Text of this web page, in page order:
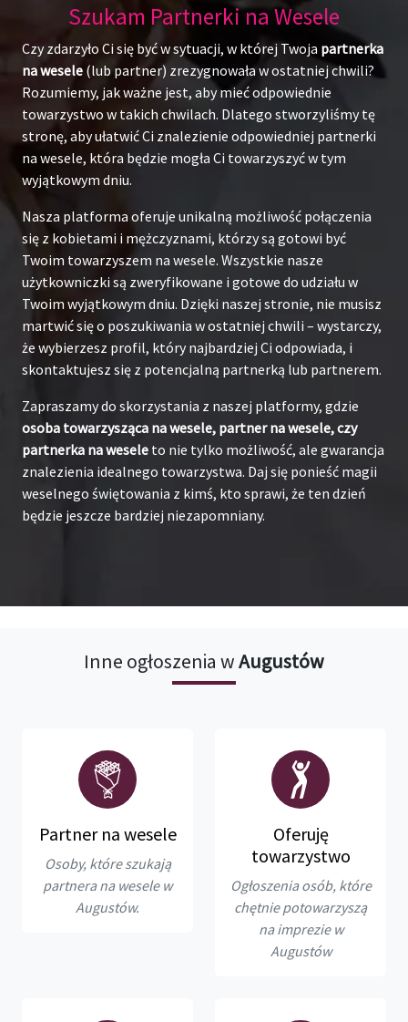
Szukam Partnerki na Wesele
Czy zdarzyło Ci się być w sytuacji, w której Twoja partnerka
na wesele (lub partner) zrezygnowała w ostatniej chwili?
Rozumiemy, jak ważne jest, aby mieć odpowiednie
towarzystwo w takich chwilach. Dlatego stworzyliśmy tę
stronę, aby ułatwić Ci znalezienie odpowiedniej partnerki
na wesele, która będzie mogła Ci towarzyszyć w tym
wyjątkowym dniu.
Nasza platforma oferuje unikalną możliwość połączenia
się z kobietami i mężczyznami, którzy są gotowi być
Twoim towarzyszem na wesele. Wszystkie nasze
użytkowniczki są zweryfikowane i gotowe do udziału w
Twoim wyjątkowym dniu. Dzięki naszej stronie, nie musisz
martwić się o poszukiwania w ostatniej chwili – wystarczy,
że wybierzesz profil, który najbardziej Ci odpowiada, i
skontaktujesz się z potencjalną partnerką lub partnerem.
Zapraszamy do skorzystania z naszej platformy, gdzie
osoba towarzysząca na wesele, partner na wesele, czy
partnerka na wesele to nie tylko możliwość, ale gwarancja
znalezienia idealnego towarzystwa. Daj się ponieść magii
weselnego świętowania z kimś, kto sprawi, że ten dzień
będzie jeszcze bardziej niezapomniany.
Inne ogłoszenia wAugustów
Partner na wesele
Osoby, które szukają
partnera na wesele w
Augustów.
Oferuję
towarzystwo
Ogłoszenia osób, które
chętnie potowarzyszą
na imprezie w
Augustów